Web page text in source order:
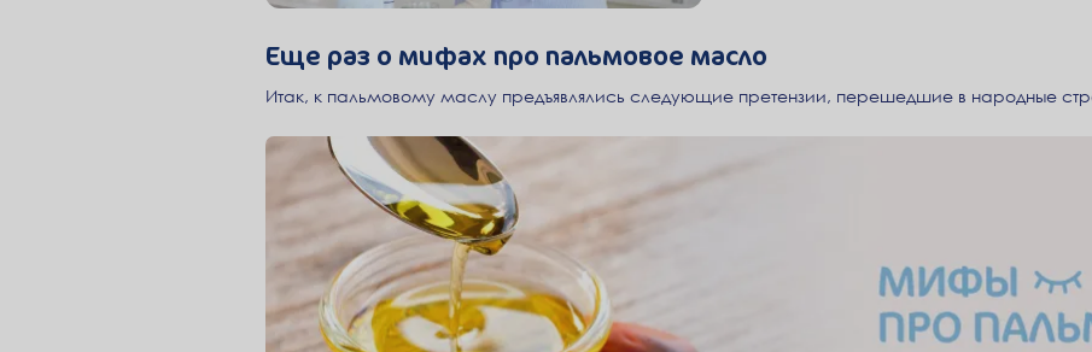
Еще раз о мифах про пальмовое масло
Итак, к пальмовому маслу предъявлялись следующие претензии, перешедшие в народные